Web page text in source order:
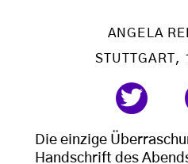
ANGELA
STUTTGART
,
Die einzige
Handschrift des